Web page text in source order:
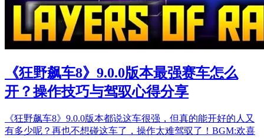
《狂野飙车8》9.0.0版本最强赛车怎么
开？操作技巧与驾驭心得分享
《狂野飙车8》9.0.0版本都说这车很强，但真的能开好的人又
有多少呢？再也不想碰这车了，操作太难驾驭了！BGM:欢喜